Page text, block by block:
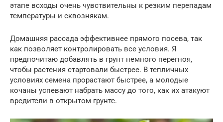
этапе всходы очень чувствительны к резким перепадам
температуры и сквознякам.
Домашняя рассада эффективнее прямого посева, так
как позволяет контролировать все условия. Я
предпочитаю добавлять в грунт немного перегноя,
чтобы растения стартовали быстрее. В тепличных
условиях семена прорастают быстрее, а молодые
кочаны успевают набрать массу до того, как их атакуют
вредители в открытом грунте.